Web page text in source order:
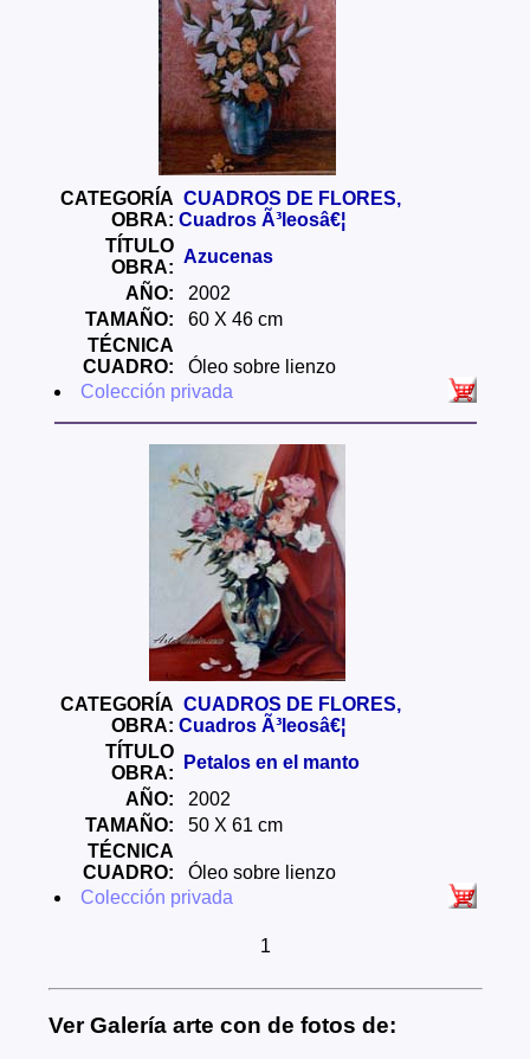
CATEGORÍA
OBRA:
CUADROS DE FLORES,
Cuadros Ã³leosâ€¦
TÍTULO
OBRA:
Azucenas
AÑO:
2002
TAMAÑO:
60 X 46 cm
TÉCNICA
CUADRO:
Óleo sobre lienzo
Colección privada
CATEGORÍA
OBRA:
CUADROS DE FLORES,
Cuadros Ã³leosâ€¦
TÍTULO
OBRA:
Petalos en el manto
AÑO:
2002
TAMAÑO:
50 X 61 cm
TÉCNICA
CUADRO:
Óleo sobre lienzo
Colección privada
1
Ver Galería arte con de fotos de: